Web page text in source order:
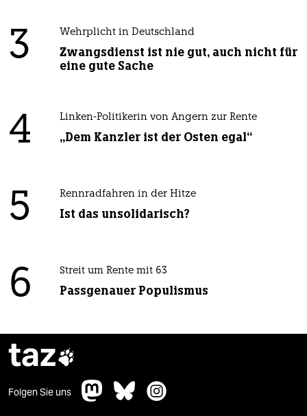
3 Wehrplicht in Deutschland
Zwangsdienst ist nie gut, auch nicht für
eine gute Sache
4 Linken-Politikerin von Angern zur Rente
„Dem Kanzler ist der Osten egal“
5 Rennradfahren in der Hitze
Ist das unsolidarisch?
6 Streit um Rente mit 63
Passgenauer Populismus
taz
Folgen Sie uns